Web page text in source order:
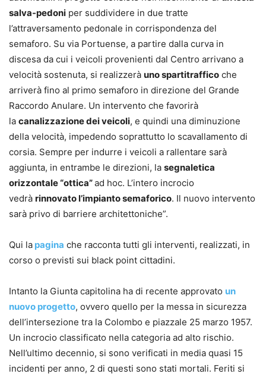
salva-pedoni per suddividere in due tratte
l’attraversamento pedonale in corrispondenza del
semaforo. Su via Portuense, a partire dalla curva in
discesa da cui i veicoli provenienti dal Centro arrivano a
velocità sostenuta, si realizzerà uno spartitraffico che
arriverà fino al primo semaforo in direzione del Grande
Raccordo Anulare. Un intervento che favorirà
la canalizzazione dei veicoli, e quindi una diminuzione
della velocità, impedendo soprattutto lo scavallamento di
corsia. Sempre per indurre i veicoli a rallentare sarà
aggiunta, in entrambe le direzioni, la segnaletica
orizzontale “ottica”ad hoc. L’intero incrocio
vedrà rinnovato l’impianto semaforico. Il nuovo intervento
sarà privo di barriere architettoniche”.
Qui la pagina che racconta tutti gli interventi, realizzati, in
corso o previsti sui black point cittadini.
Intanto la Giunta capitolina ha di recente approvato un
nuovo progetto, ovvero quello per la messa in sicurezza
dell’intersezione tra la Colombo e piazzale 25 marzo 1957.
Un incrocio classificato nella categoria ad alto rischio.
Nell’ultimo decennio, si sono verificati in media quasi 15
incidenti per anno, 2 di questi sono stati mortali. Feriti si